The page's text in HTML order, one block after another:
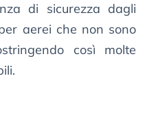
di sicurezza dagli
aerei che non sono
così molte